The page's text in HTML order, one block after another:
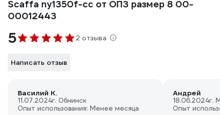
Scaffa ny1350f-cc от ОПЗ размер 8 00-
00012443
5 2 отзыва
Написать отзыв
Василий К.
11.07.2024г. Обнинск
Опыт использования: Менее месяца
Андрей
18.06.2024г.
Опыт